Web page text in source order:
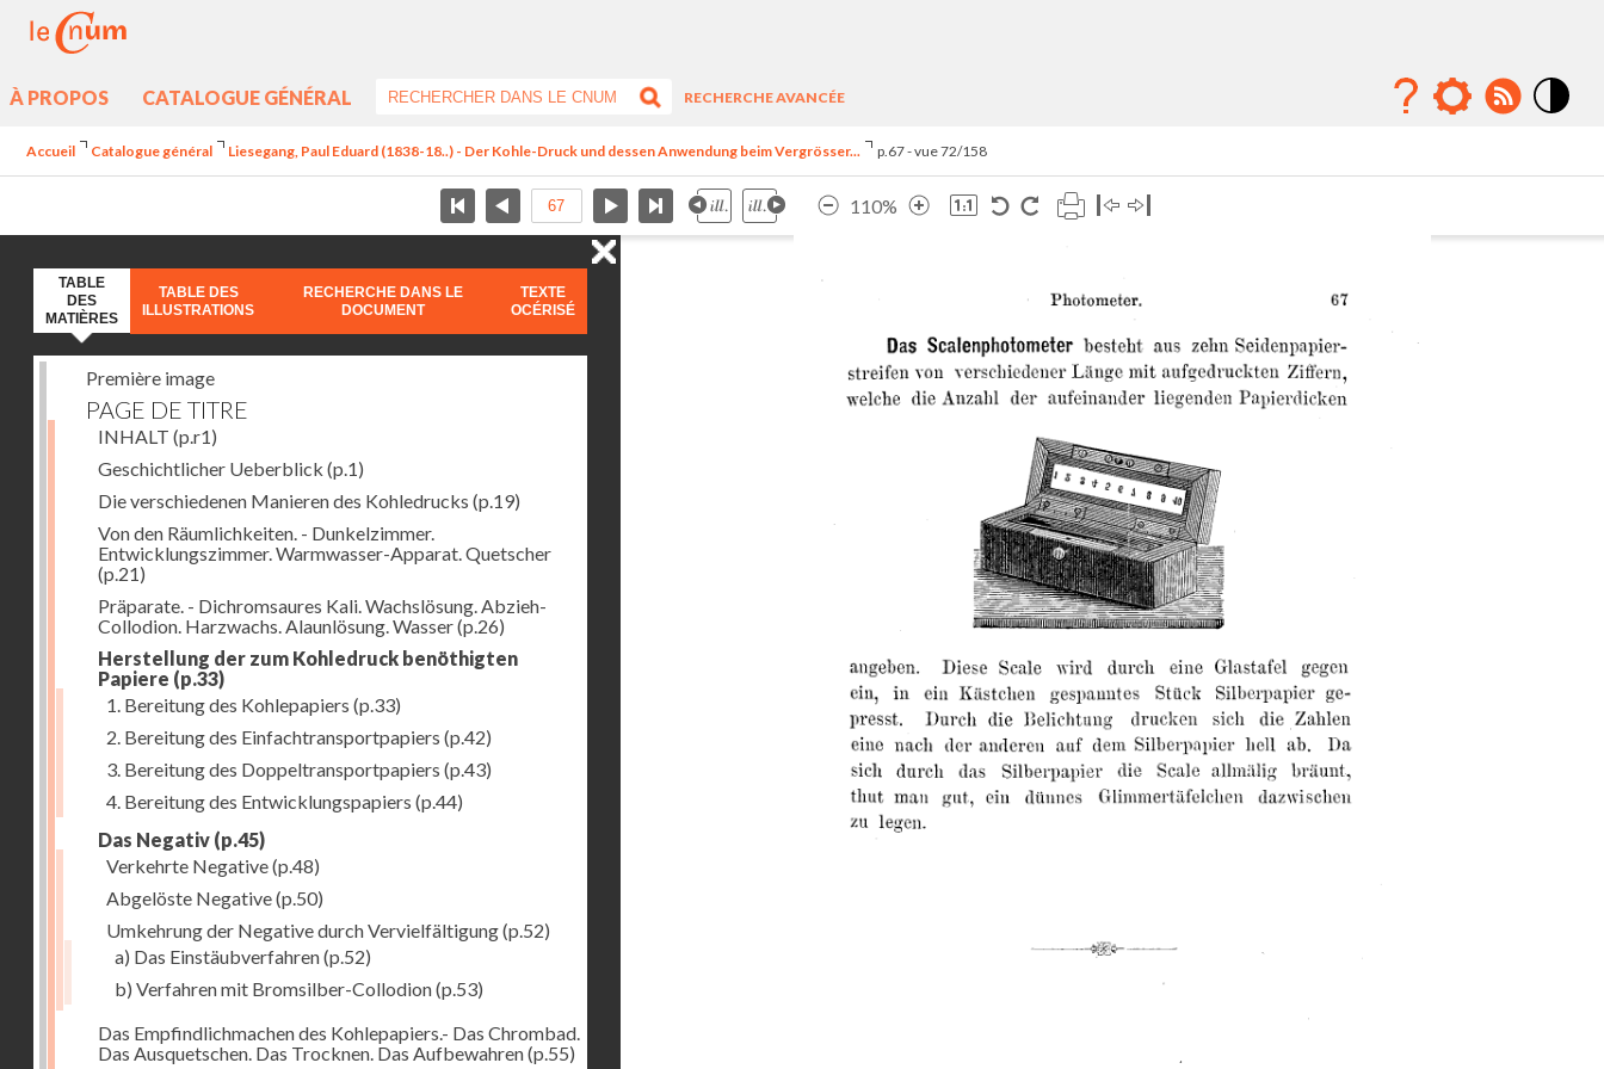
À PROPOS CATALOGUE GÉNÉRAL
RECHERCHE AVANCÉE
Accueil Catalogue général Liesegang, Paul Eduard (1838-18..) - Der Kohle-Druck und dessen Anwendung beim Vergrösser... p.67 - vue 72/158
110%
TABLE
DES
MATIÈRES
TABLE DES
ILLUSTRATIONS
RECHERCHE DANS LE
DOCUMENT
TEXTE
OCÉRISÉ
Première image
PAGE DE TITRE
INHALT (p.r1)
Geschichtlicher Ueberblick (p.1)
Die verschiedenen Manieren des Kohledrucks (p.19)
Von den Räumlichkeiten. - Dunkelzimmer.
Entwicklungszimmer. Warmwasser-Apparat. Quetscher
(p.21)
Präparate. - Dichromsaures Kali. Wachslösung. Abzieh-
Collodion. Harzwachs. Alaunlösung. Wasser(p.26)
Herstellung der zum Kohledruck benöthigten
Papiere (p.33)
1. Bereitung des Kohlepapiers (p.33)
2. Bereitung des Einfachtransportpapiers (p.42)
3. Bereitung des Doppeltransportpapiers (p.43)
4. Bereitung des Entwicklungspapiers (p.44)
Das Negativ (p.45)
Verkehrte Negative(p.48)
Abgelöste Negative(p.50)
Umkehrung der Negative durch Vervielfältigung(p.52)
a) Das Einstäubverfahren(p.52)
b) Verfahren mit Bromsilber-Collodion(p.53)
Das Empfindlichmachen des Kohlepapiers.- Das Chrombad.
Das Ausquetschen. Das Trocknen. Das Aufbewahren(p.55)